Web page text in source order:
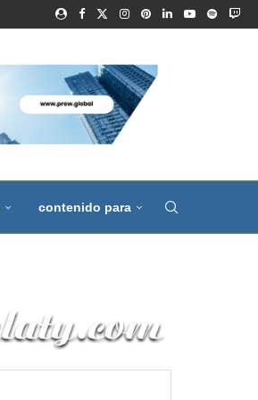
contenido para